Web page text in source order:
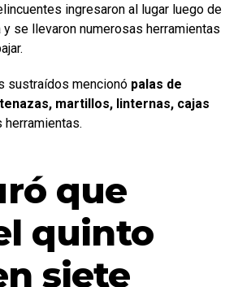
ingresaron al lugar luego de
y se llevaron numerosas herramientas
sustraídos mencionó palas de
martillos, linternas, cajas
herramientas.
que
quinto
siete